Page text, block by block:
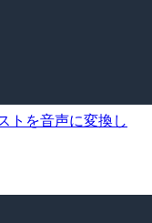
トを音声に変換し